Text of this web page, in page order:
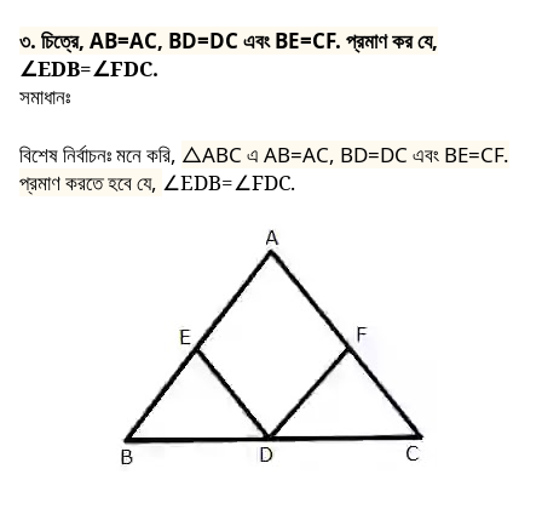
৩. চিত্রে, AB=AC, BD=DC এবং BE=CF. প্রমাণ কর যে,
∠EDB=∠FDC.
সমাধানঃ
বিশেষ নির্বাচনঃ মনে করি, △ABC এ AB=AC, BD=DC এবং BE=CF.
প্রমাণ করতে হবে যে, ∠EDB=∠FDC.